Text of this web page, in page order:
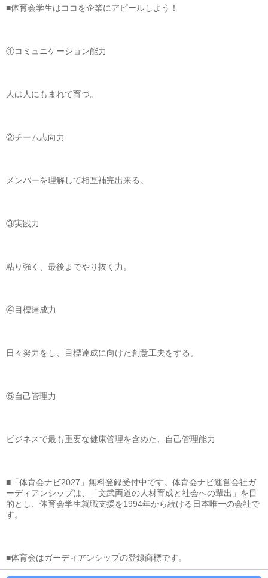
■体育会学生はココを企業にアピールしよう！
①コミュニケーション能力
人は人にもまれて育つ。
②チーム志向力
メンバーを理解して相互補完出来る。
③実践力
粘り強く、最後までやり抜く力。
④目標達成力
日々努力をし、目標達成に向けた創意工夫をする。
⑤自己管理力
ビジネスで最も重要な健康管理を含めた、自己管理能力
■「体育会ナビ2027」無料登録受付中です。体育会ナビ運営会社ガ
ーディアンシップは、「文武両道の人材育成と社会への輩出」を目
的とし、体育会学生就職支援を1994年から続ける日本唯一の会社で
す。
■体育会はガーディアンシップの登録商標です。